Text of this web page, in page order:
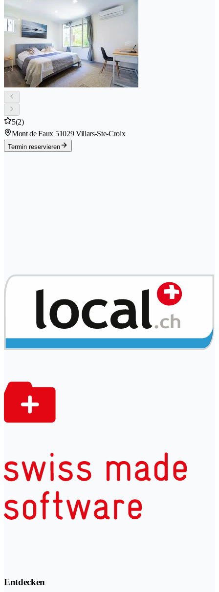
5(2)
Mont de Faux 51029 Villars-Ste-Croix
Termin reservieren
Entdecken